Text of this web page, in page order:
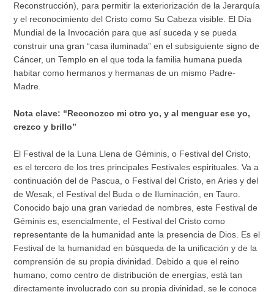
Reconstrucción), para permitir la exteriorización de la Jerarquía
y el reconocimiento del Cristo como Su Cabeza visible. El Día
Mundial de la Invocación para que así suceda y se pueda
construir una gran “casa iluminada” en el subsiguiente signo de
Cáncer, un Templo en el que toda la familia humana pueda
habitar como hermanos y hermanas de un mismo Padre-
Madre.
Nota clave: “Reconozco mi otro yo, y al menguar ese yo,
crezco y brillo”
El Festival de la Luna Llena de Géminis, o Festival del Cristo,
es el tercero de los tres principales Festivales espirituales. Va a
continuación del de Pascua, o Festival del Cristo, en Aries y del
de Wesak, el Festival del Buda o de Iluminación, en Tauro.
Conocido bajo una gran variedad de nombres, este Festival de
Géminis es, esencialmente, el Festival del Cristo como
representante de la humanidad ante la presencia de Dios. Es el
Festival de la humanidad en búsqueda de la unificación y de la
comprensión de su propia divinidad. Debido a que el reino
humano, como centro de distribución de energías, está tan
directamente involucrado con su propia divinidad, se le conoce